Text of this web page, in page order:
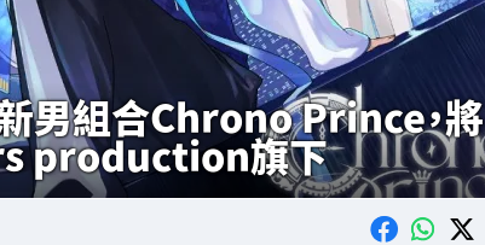
男組合Chrono Prince，將
production旗下